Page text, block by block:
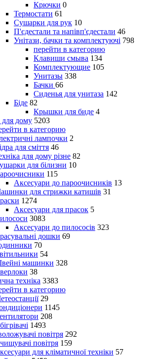
Крючки 0
Термостати 61
Сушарки для рук 10
П'єдестали та напівп'єдестали 46
Унітази, бачки та комплектуючі 798
перейти в категорию
Клавиши смыва 134
Комплектующие 105
Унитазы 338
Бачки 66
Сиденья для унитаза 142
Біде 82
Крышки для биде 4
для дому 5203
в категорию
лампочки 2
для сміття 46
для дому різне 82
для білизни 10
115
Аксесуари до пароочисників 13
для стрижки катишів 31
1274
Аксесуари для прасок 5
3083
Аксесуари до пилососів 323
дошки 69
70
54
машинки 328
38
техніка 3383
в категорию
29
1145
208
1493
повітря 292
повітря 159
для кліматичної техніки 57